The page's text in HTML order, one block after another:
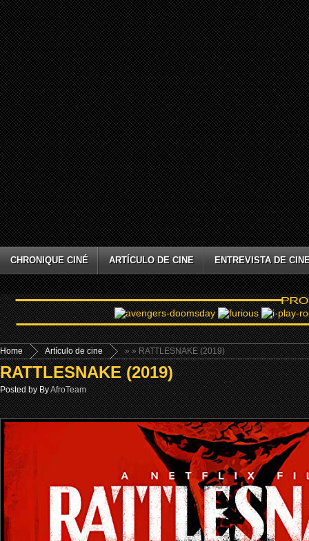
CHRONIQUE CINÉ ARTÍCULO DE CINE ENTREVISTA DE
Home »
Artículo de cine » RATTLESNAKE (2019)
RATTLESNAKE (2019)
Posted by ByAfroTeam